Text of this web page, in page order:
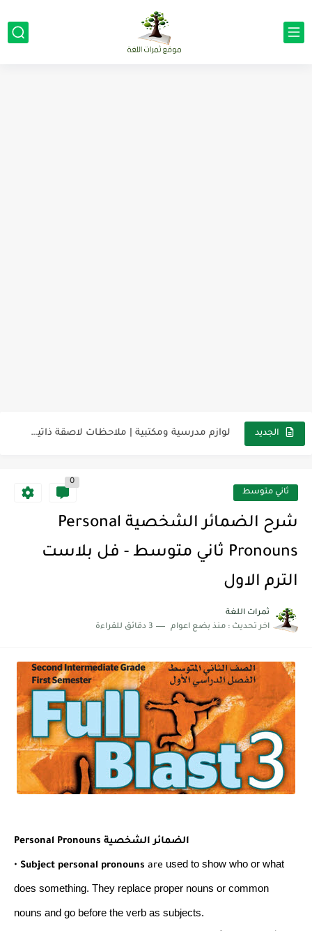
الجديد لوازم مدرسية ومكتبية | ملاحظات لاصقة ذاتية على شكل قلب...
ثاني متوسط
0
شرح الضمائر الشخصية Personal
Pronouns ثاني متوسط - فل بلاست
الترم الاول
ثمرات اللغة
اخر تحديث : منذ بضع اعوام 3 دقائق للقراءة
Personal Pronouns الضمائر الشخصية
• Subject personal pronouns are used to show who or what
does something. They replace proper nouns or common
nouns and go before the verb as subjects.